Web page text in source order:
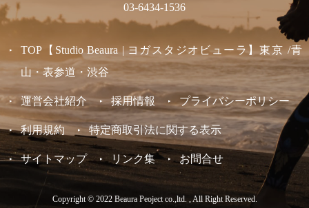
03-6434-1536
TOP【Studio Beaura | ヨガスタジオビューラ】東京 /青
山・表参道・渋谷
運営会社紹介 採用情報 プライバシーポリシー
利用規約 特定商取引法に関する表示
サイトマップ リンク集 お問合せ
Copyright © 2022 Beaura Peoject co.,ltd. , All Right Reserved.